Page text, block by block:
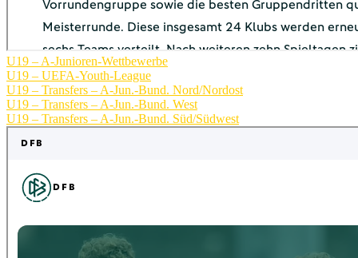
U19 – A-Junioren-Wettbewerbe
U19 – UEFA-Youth-League
U19 – Transfers – A-Jun.-Bund. Nord/Nordost
U19 – Transfers – A-Jun.-Bund. West
U19 – Transfers – A-Jun.-Bund. Süd/Südwest